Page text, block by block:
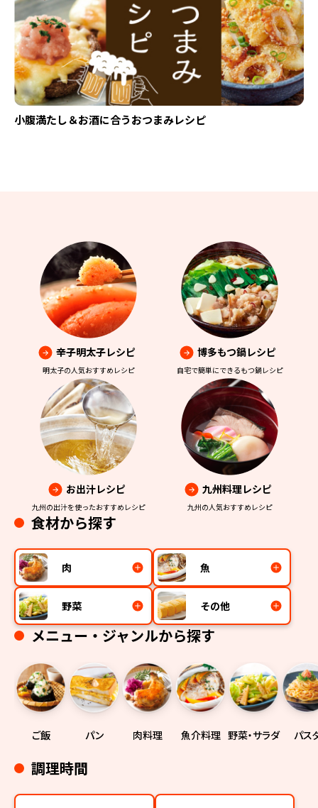
小腹満たし＆お酒に合うおつまみレシピ
辛子明太子レシピ
明太子の人気おすすめレシピ
博多もつ鍋レシピ
自宅で簡単にできるもつ鍋レシピ
お出汁レシピ
九州の出汁を使ったおすすめレシピ
九州料理レシピ
九州の人気おすすめレシピ
食材から探す
肉 魚
野菜 その他
メニュー・ジャンルから探す
ご飯 パン 肉料理 魚介料理 野菜・サラダ パス
調理時間